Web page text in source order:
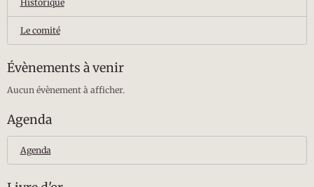
Historique
Le comité
Évènements à venir
Aucun évènement à afficher.
Agenda
Agenda